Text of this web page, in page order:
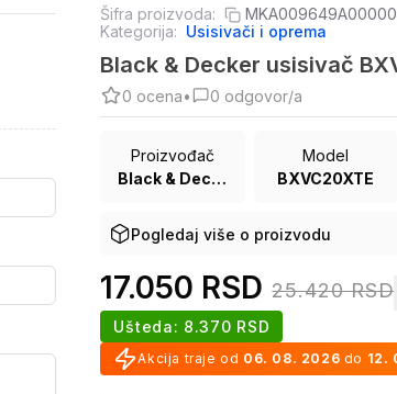
Šifra proizvoda: MKA009649A00000
Kategorija: Usisivači i oprema
Black & Decker usisivač
0 ocena• 0 odgovor/a
Proizvođač
Black & Decker
Model
BXVC20XTE
Pogledaj više o proizvodu
17.050 RSD 25.420RSD
Ušteda: 8.370 RSD
Akcija traje od 06. 08. 2026 do 12.